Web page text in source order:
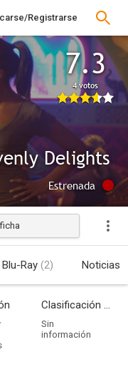
Registrarse
7.3
4 votos
Delights
Estrenada
Ray (2) Noticias
Clasificación por edades
Sin
información